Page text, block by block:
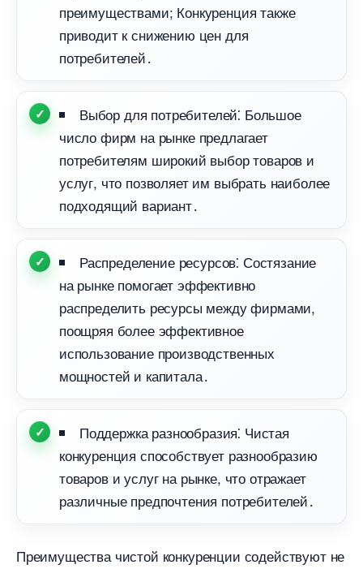
преимуществами; Конкуренция также
приводит к снижению цен для
потребителей․
ыбор для потребителей⁚ Большое
число фирм на рынке предлагает
потребителям широкий выбор товаров и
услуг, что позволяет им выбрать наиболее
подходящий вариант․
Распределение ресурсов⁚ Состязание
на рынке помогает эффективно
распределить ресурсы между фирмами,
поощряя более эффективное
использование производственных
мощностей и капитала․
Поддержка разнообразия⁚ Чистая
конкуренция способствует разнообразию
товаров и услуг на рынке, что отражает
различные предпочтения потребителей․
Преимущества чистой конкуренции содействуют не